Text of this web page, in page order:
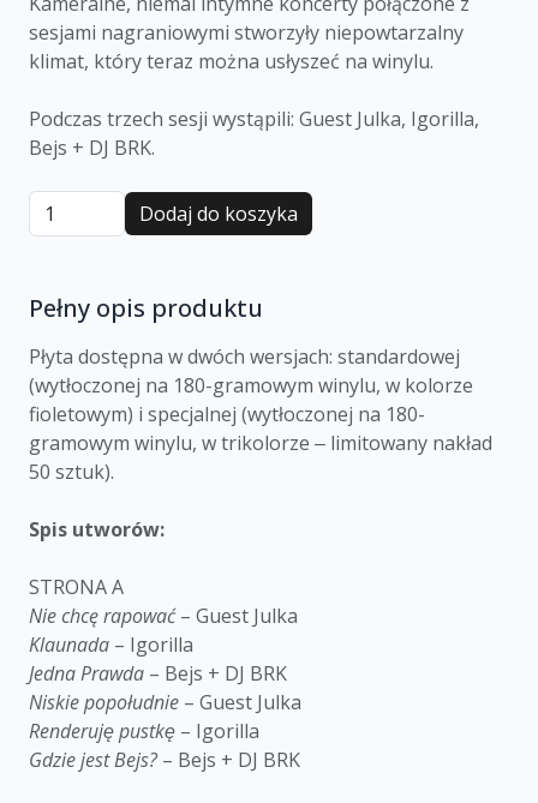
sesjami nagraniowymi stworzyły niepowtarzalny
klimat, który teraz można usłyszeć na winylu.
Podczas trzech sesji wystąpili: Guest Julka, Igorilla,
Bejs + DJ BRK.
Dodaj do koszyka
Pełny opis produktu
Płyta dostępna w dwóch wersjach: standardowej
(wytłoczonej na 180-gramowym winylu, w kolorze
fioletowym) i specjalnej (wytłoczonej na 180-
gramowym winylu, w trikolorze ‒ limitowany nakład
50 sztuk).
Spis utworów:
STRONA A
Nie chcę rapować– Guest Julka
Klaunada – Igorilla
Jedna Prawda – Bejs + DJ BRK
Niskie popołudnie – Guest Julka
Renderuję pustkę – Igorilla
Gdzie jest Bejs?– Bejs + DJ BRK